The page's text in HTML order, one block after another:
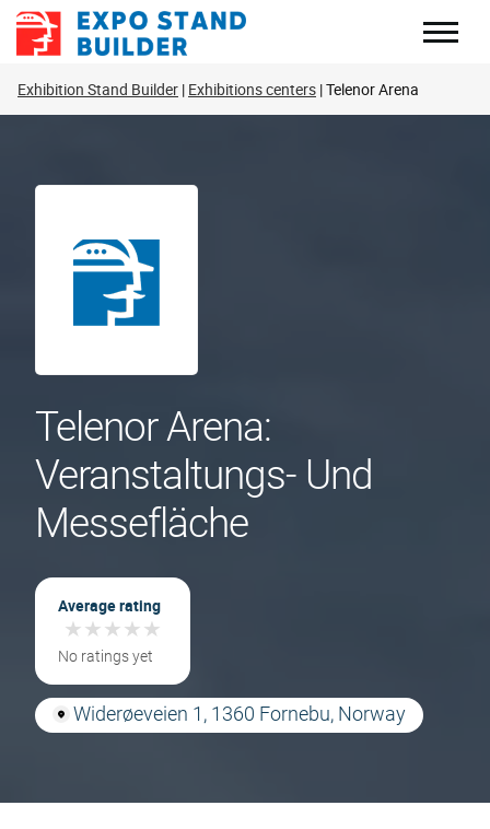
Zum
Inhalt
Exhibition Stand Builder Exhibitions centers Telenor Arena
Telenor Arena:
Veranstaltungs- Und
Messefläche
Average rating
★★★★★
★★★★★
No ratings yet
Widerøeveien 1, 1360 Fornebu, Norway